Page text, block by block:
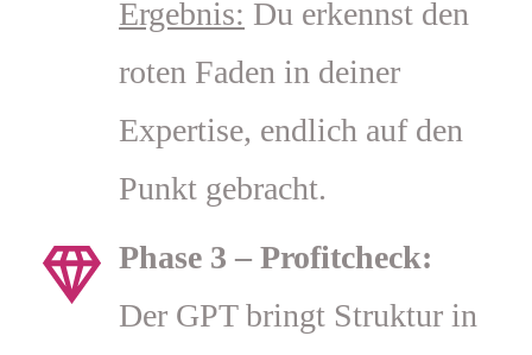
Ergebnis: Du erkennst den
roten Faden in deiner
Expertise, endlich auf den
Punkt gebracht.
Phase 3 – Profitcheck:
Der GPT bringt Struktur in